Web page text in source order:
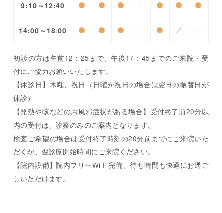
9:10～12:40 ● ● ● ／ ● ● ●
14:00～18:00 ● ● ● ／ ● ／ ／
初診の方は午前12：25まで、午後17：45までのご来院・受
付にご協力お願いいたします。
【休診日】木曜、祝日（日曜が祝日の場合は翌日の振替日が
休診）
【発熱や咳などのお風邪症状がある場合】受付終了前20分以
内の受付は、診察のみのご案内となります。
検査ご希望の場合は受付終了時刻の20分前までにご来院いた
だくか、翌診療開始時間にご来院ください。
【院内設備】院内フリーWi-Fi完備、待ち時間も快適にお過ご
しいただけます。